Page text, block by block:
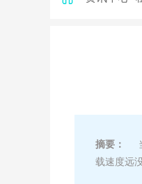
摘要：
当
载速度远